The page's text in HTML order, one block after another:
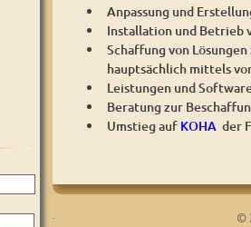
Anpassung und
Installation und Betrieb
Schaffung von
hauptsächlich mittels
Leistungen und
Beratung zur
Umstieg auf KOHA der
©